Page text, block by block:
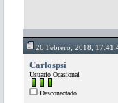
26 Febrero, 2018,
Carlospsi
Usuario Ocasional
Desconectado